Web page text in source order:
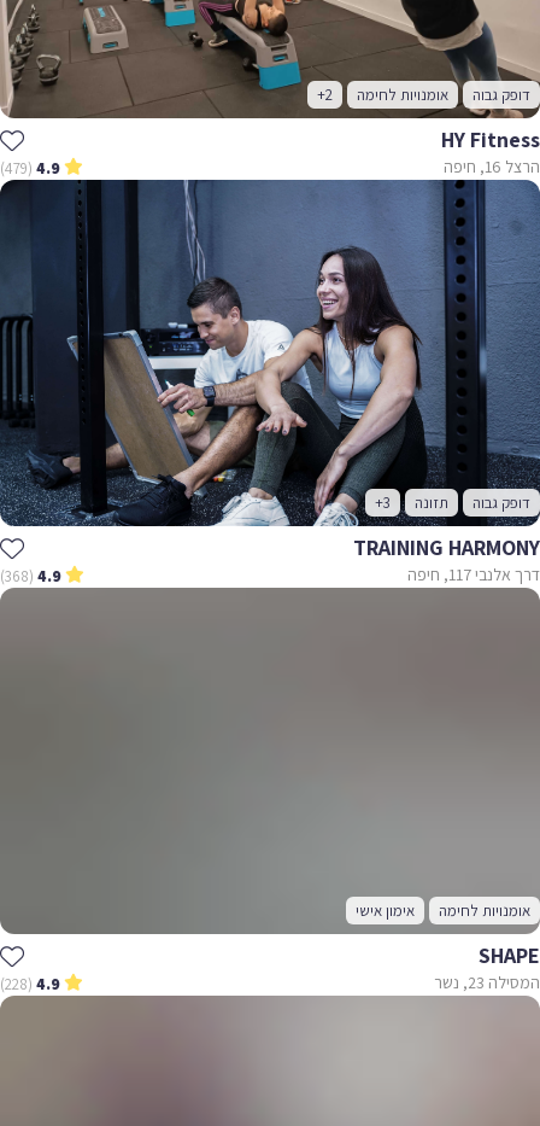
דופק גבוה אומנויות לחימה +2
HY Fitness
הרצל 16, חיפה 4.9
(479)
דופק גבוה תזונה +3
TRAINING HARMONY
דרך אלנבי 117, חיפה 4.9
(368)
אומנויות לחימה אימון אישי
SHAPE
המסילה 23, נשר 4.9
(228)